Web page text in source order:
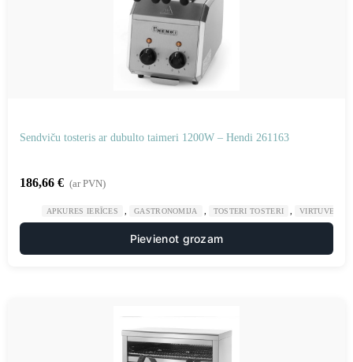
Sendviču tosteris ar dubulto taimeri 1200W – Hendi 261163
186,66 € (ar PVN)
APKURES IERĪCES GASTRONOMIJA TOSTERI TOSTERI VIRTUVE
Pievienot grozam